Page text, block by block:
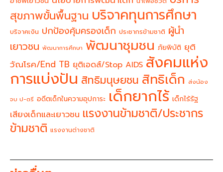
สุขภาพขั้นพื้นฐาน บริจาคทุนการศึกษา
บริจาคเงิน ปกป้องคุ้มครองเด็ก ประชากรข้ามชาติ ผู้นำ
เยาวชน พัฒนาการศึกษา พัฒนาชุมชน ภัยพิบัติ ยุติ
วัณโรค/End TB ยุติเอดส์/Stop AIDS สังคมแห่ง
การแบ่งปัน สิทธิมนุษยชน สิทธิเด็ก ส่งน้อง
จบ ป-ตรี อดีตเด็กในความอุปการะ เด็กยากไร้ เด็กไร้รัฐ
เสียงเด็กและเยาวชน แรงงานข้ามชาติ/ประชากร
ข้ามชาติ แรงงานต่างชาติ